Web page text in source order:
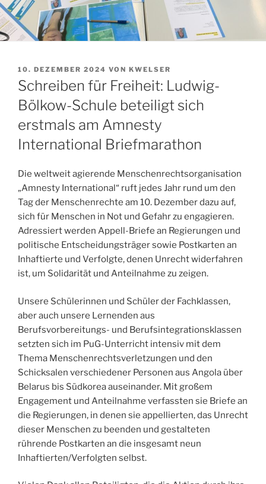
VERÖFFENTLICHT
AM
10. DEZEMBER 2024 VON KWELSER
Schreiben für Freiheit: Ludwig-
Bölkow-Schule beteiligt sich
erstmals am Amnesty
International Briefmarathon
Die weltweit agierende Menschenrechtsorganisation
„Amnesty International“ ruft jedes Jahr rund um den
Tag der Menschenrechte am 10. Dezember dazu auf,
sich für Menschen in Not und Gefahr zu engagieren.
Adressiert werden Appell-Briefe an Regierungen und
politische Entscheidungsträger sowie Postkarten an
Inhaftierte und Verfolgte, denen Unrecht widerfahren
ist, um Solidarität und Anteilnahme zu zeigen.
Unsere Schülerinnen und Schüler der Fachklassen,
aber auch unsere Lernenden aus
Berufsvorbereitungs- und Berufsintegrationsklassen
setzten sich im PuG-Unterricht intensiv mit dem
Thema Menschenrechtsverletzungen und den
Schicksalen verschiedener Personen aus Angola über
Belarus bis Südkorea auseinander. Mit großem
Engagement und Anteilnahme verfassten sie Briefe an
die Regierungen, in denen sie appellierten, das Unrecht
dieser Menschen zu beenden und gestalteten
rührende Postkarten an die insgesamt neun
Inhaftierten/Verfolgten selbst.